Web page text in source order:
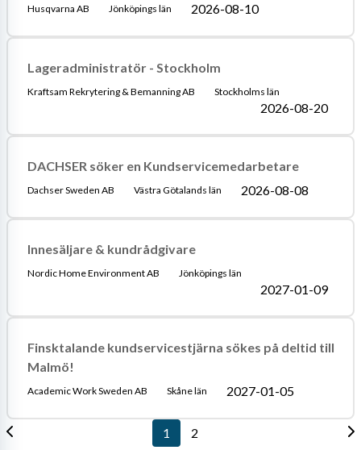
Husqvarna AB Jönköpings län 2026-08-10
Lageradministratör - Stockholm
Kraftsam Rekrytering & Bemanning AB Stockholms län
2026-08-20
DACHSER söker en Kundservicemedarbetare
Dachser Sweden AB Västra Götalands län 2026-08-08
Innesäljare & kundrådgivare
Nordic Home Environment AB Jönköpings län
2027-01-09
Finsktalande kundservicestjärna sökes på deltid till
Malmö!
Academic Work Sweden AB Skåne län 2027-01-05
1 2